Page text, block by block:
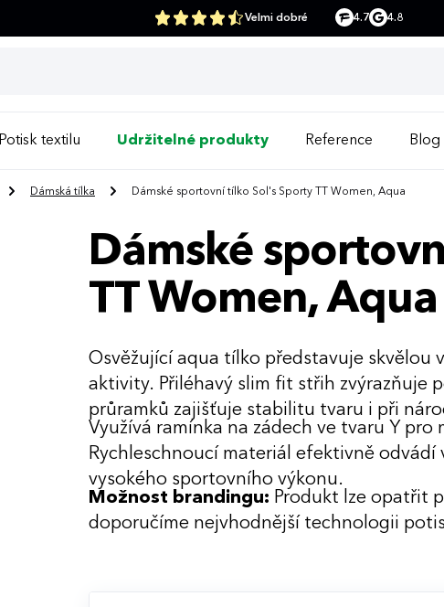
Velmi dobré 4.7 4.8
Potisk textilu Udržitelné produkty Reference Blog
Dámská tílka Dámské sportovní tílko Sol's Sporty TT Women, Aqua
Dámské
TT Women, Aqua
Osvěžující aqua tílko představuje
aktivity. Přiléhavý slim fit střih zvýrazňuje
průramků zajišťuje stabilitu tvaru i při
Využívá ramínka na zádech ve tvaru Y
Rychleschnoucí materiál efektivně
vysokého sportovního výkonu.
Možnost brandingu: Produkt lze opatřit
doporučíme nejvhodnější technologii